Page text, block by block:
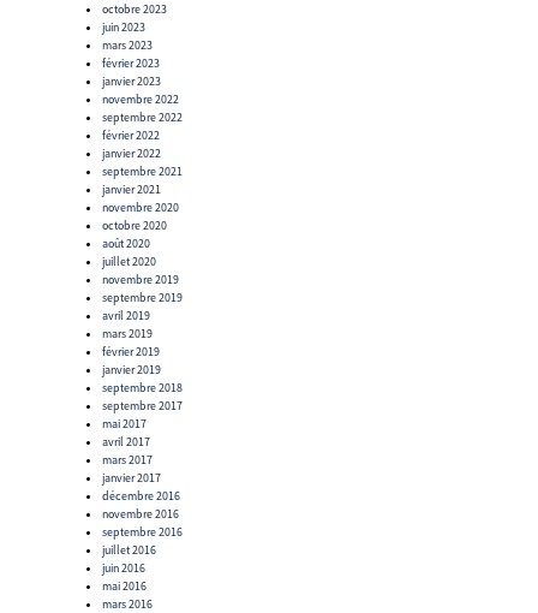
octobre 2023
juin 2023
mars 2023
février 2023
janvier 2023
novembre 2022
septembre 2022
février 2022
janvier 2022
septembre 2021
janvier 2021
novembre 2020
octobre 2020
août 2020
juillet 2020
novembre 2019
septembre 2019
avril 2019
mars 2019
février 2019
janvier 2019
septembre 2018
septembre 2017
mai 2017
avril 2017
mars 2017
janvier 2017
décembre 2016
novembre 2016
septembre 2016
juillet 2016
juin 2016
mai 2016
mars 2016